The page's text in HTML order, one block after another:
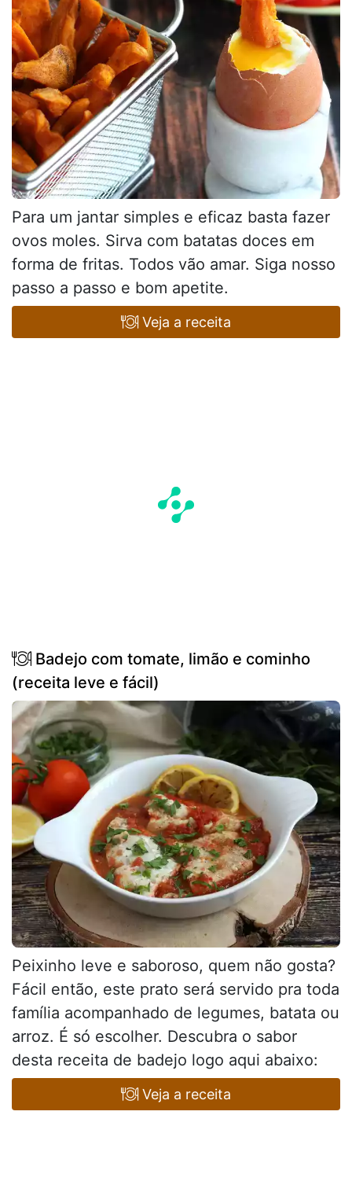
Para um jantar simples e eficaz basta fazer
ovos moles. Sirva com batatas doces em
forma de fritas. Todos vão amar. Siga nosso
passo a passo e bom apetite.
Veja a receita
Badejo com tomate, limão e cominho
(receita leve e fácil)
Peixinho leve e saboroso, quem não gosta?
Fácil então, este prato será servido pra toda
família acompanhado de legumes, batata ou
arroz. É só escolher. Descubra o sabor
desta receita de badejo logo aqui abaixo:
Veja a receita